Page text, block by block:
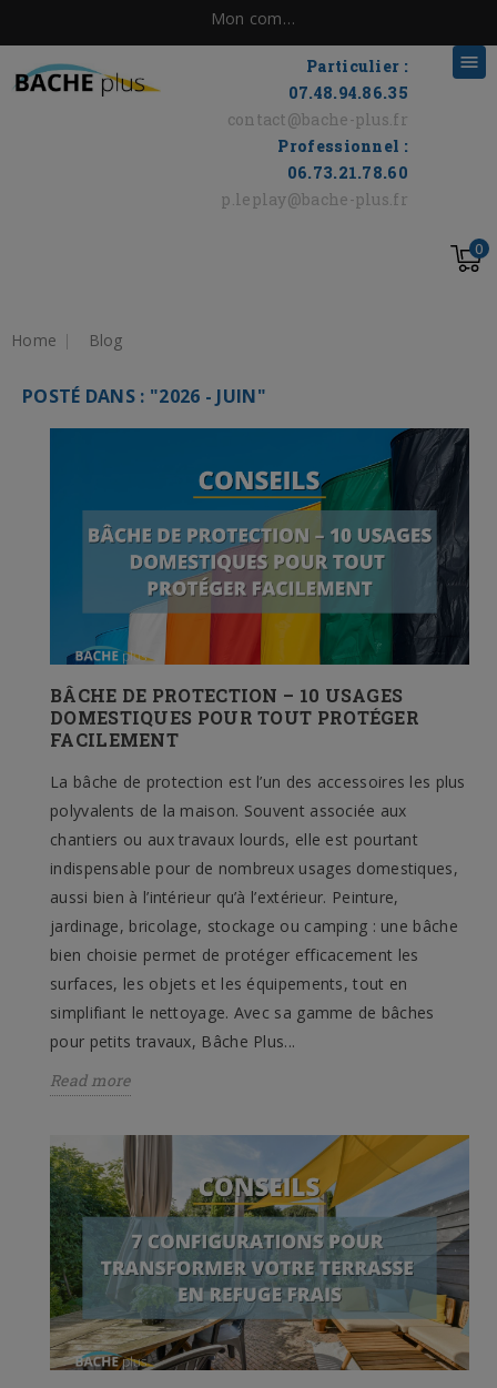
Mon compte
Particulier :
07.48.94.86.35
contact@bache-plus.fr
Professionnel :
06.73.21.78.60
p.leplay@bache-plus.fr

0
Home Blog
POSTÉ DANS : "2026 - JUIN"
BÂCHE DE PROTECTION – 10 USAGES
DOMESTIQUES POUR TOUT PROTÉGER
FACILEMENT
La bâche de protection est l’un des accessoires les plus
polyvalents de la maison. Souvent associée aux
chantiers ou aux travaux lourds, elle est pourtant
indispensable pour de nombreux usages domestiques,
aussi bien à l’intérieur qu’à l’extérieur. Peinture,
jardinage, bricolage, stockage ou camping : une bâche
bien choisie permet de protéger efficacement les
surfaces, les objets et les équipements, tout en
simplifiant le nettoyage. Avec sa gamme de bâches
pour petits travaux, Bâche Plus...
Read more